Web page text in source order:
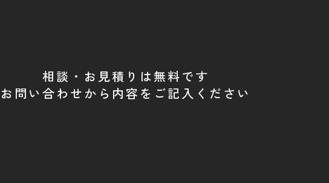
相談・お見積りは無料です
お問い合わせから内容をご記入ください